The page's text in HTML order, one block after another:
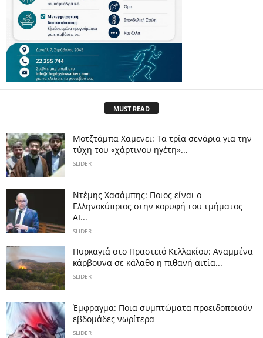
MUST READ
Μοτζτάμπα Χαμενεϊ: Τα τρία σενάρια για την
τύχη του «χάρτινου ηγέτη»...
SLIDER
Ντέμης Χασάμπης: Ποιος είναι ο
Ελληνοκύπριος στην κορυφή του τμήματος
AI...
SLIDER
Πυρκαγιά στο Πραστειό Κελλακίου: Αναμμένα
κάρβουνα σε κάλαθο η πιθανή αιτία...
SLIDER
Έμφραγμα: Ποια συμπτώματα προειδοποιούν
εβδομάδες νωρίτερα
SLIDER